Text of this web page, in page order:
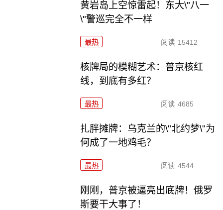
黄岩岛上空惊雷起！东大\"八一
\"警巡完全不一样
最热 阅读 15412
核牌局的模糊艺术：普京核红
线，到底有多红？
最热 阅读 4685
扎胖摊牌：乌克兰的\"北约梦\"为
何成了一地鸡毛？
最热 阅读 4544
刚刚，普京被逼亮出底牌！俄罗
斯要干大事了！